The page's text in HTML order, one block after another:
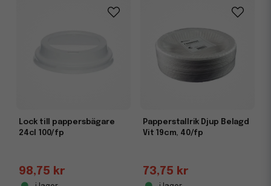
Lock till pappersbägare
24cl 100/fp
98,75 kr
Papperstallrik Djup Belagd
Vit 19cm, 40/fp
73,75 kr